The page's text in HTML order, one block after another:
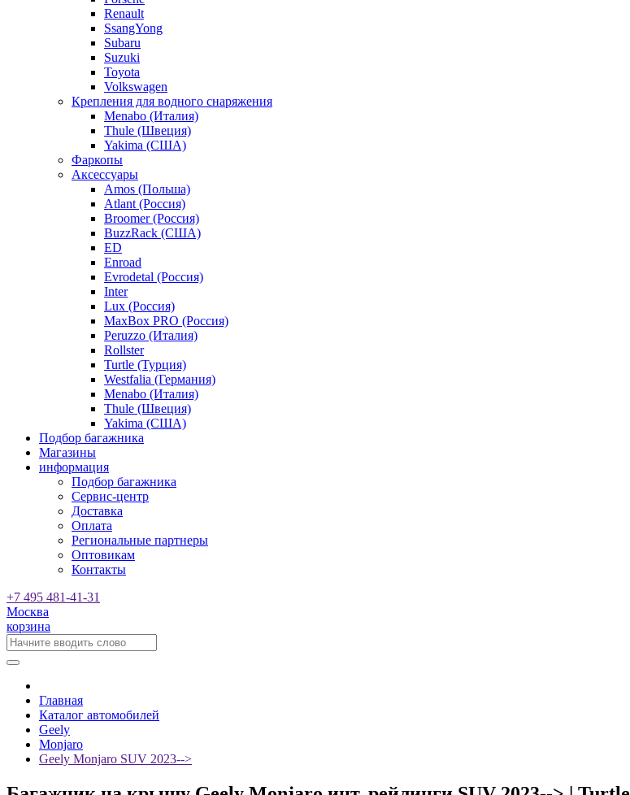
Renault
SsangYong
Subaru
Suzuki
Toyota
Volkswagen
Крепления для водного снаряжения
Menabo (Италия)
Thule (Швеция)
Yakima (США)
Фаркопы
Аксессуары
Amos (Польша)
Atlant (Россия)
Broomer (Россия)
BuzzRack (США)
ED
Enroad
Evrodetal (Россия)
Inter
Lux (Россия)
MaxBox PRO (Россия)
Peruzzo (Италия)
Rollster
Turtle (Турция)
Westfalia (Германия)
Menabo (Италия)
Thule (Швеция)
Yakima (США)
Подбор багажника
Магазины
информация
Подбор багажника
Сервис-центр
Доставка
Оплата
Региональные партнеры
Оптовикам
Контакты
+7 495 481-41-31
Москва
корзина
Главная
Каталог автомобилей
Geely
Monjaro
Geely Monjaro SUV 2023-->